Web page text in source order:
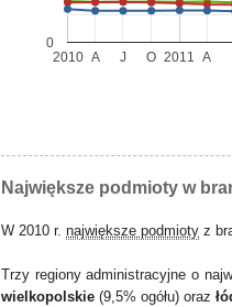
2010 2011
A J O A
0
Największe podmioty w
W 2010 r. największe podmioty z
Trzy regiony administracyjne o
wielkopolskie (9,5% ogółu) oraz